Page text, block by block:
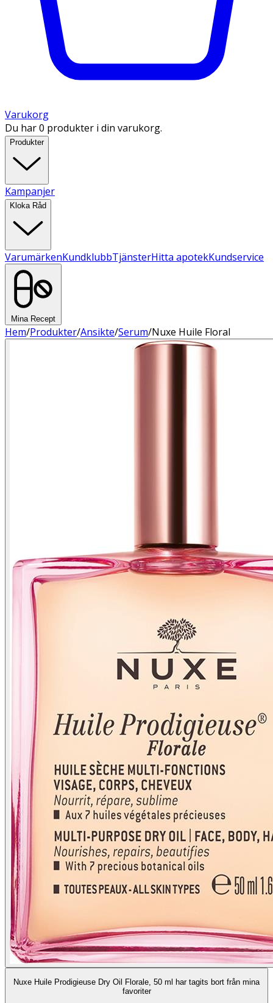
Varukorg
Du har 0 produkter i din varukorg.
Produkter
Kampanjer
Kloka Råd
VarumärkenKundklubbTjänsterHitta apotekKundservice
Mina Recept
Hem/Produkter/Ansikte/Serum/Nuxe Huile Floral
Nuxe Huile Prodigieuse Dry Oil Florale, 50 ml har tagits bort från mina
favoriter